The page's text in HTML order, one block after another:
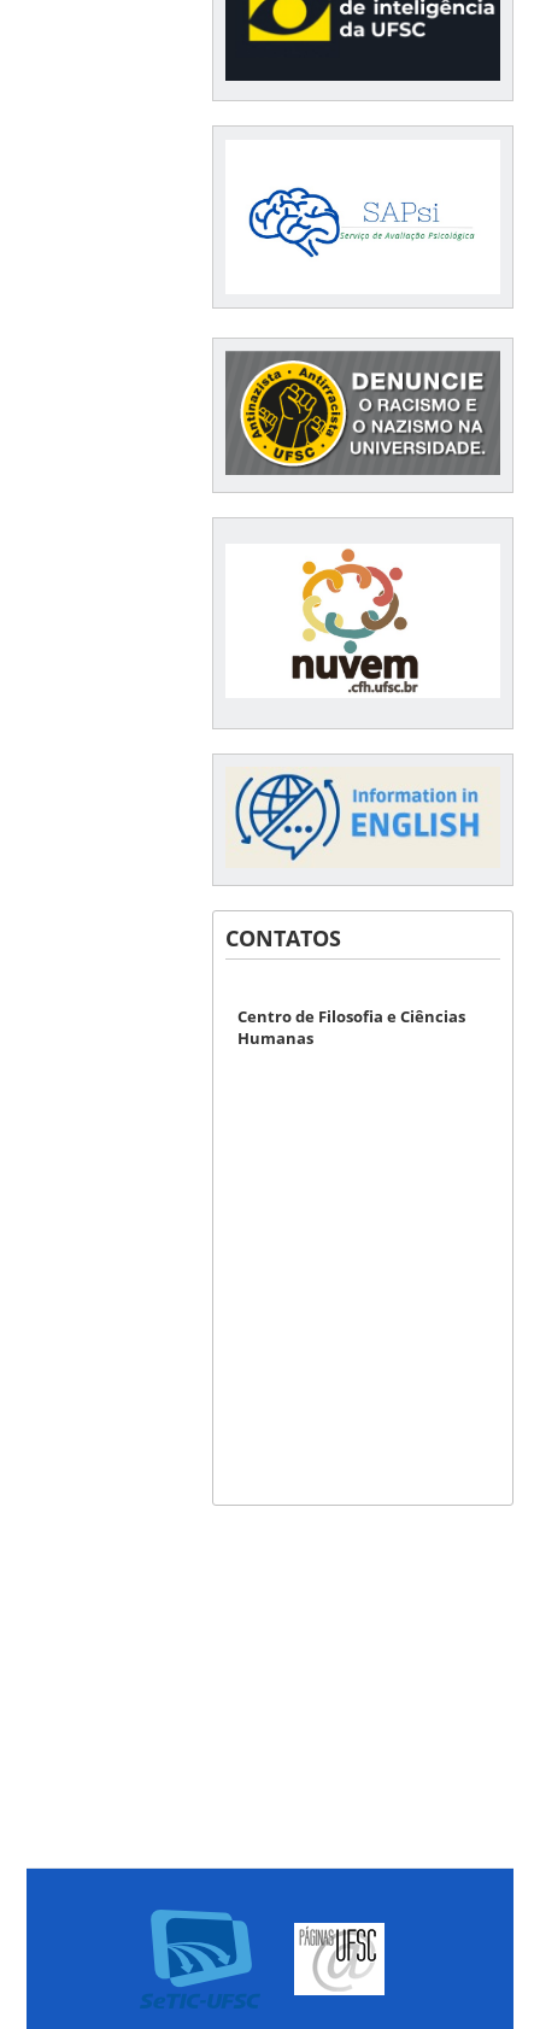
CONTATOS
Centro de Filosofia e Ciências
Humanas